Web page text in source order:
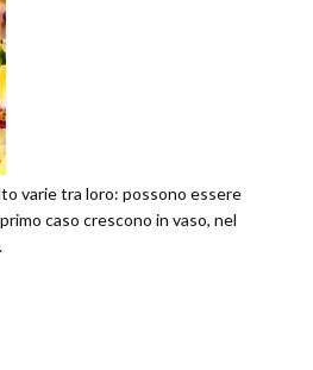
varie tra loro: possono essere
caso crescono in vaso, nel